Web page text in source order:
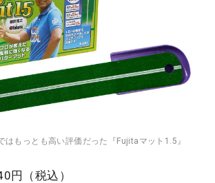
はもっとも高い評価だった『Fujitaマット1.5』
円（税込）